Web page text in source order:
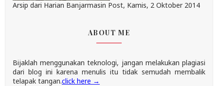
Arsip dari Harian Banjarmasin Post, Kamis, 2 Oktober 2014
ABOUT ME
Bijaklah menggunakan teknologi, jangan melakukan plagiasi
dari blog ini karena menulis itu tidak semudah membalik
telapak tangan.click here →